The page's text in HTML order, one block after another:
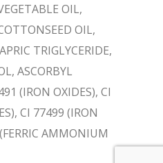
OIL,
OIL,
TRIGLYCERIDE,
ASCORBYL
(IRON OXIDES), CI
CI 77499 (IRON
AMMONIUM